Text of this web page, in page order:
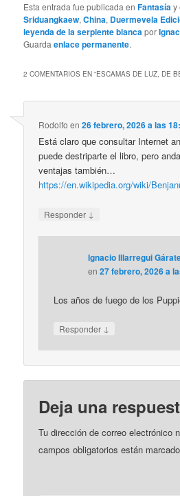
Esta entrada fue publicada enFantasíay
Sriduangkaew,China, Duermevela
leyenda de la serpiente blancapor
Guardaenlace permanente.
2 COMENTARIOS EN “ESCAMAS DE LUZ, DE
Rodolfo en26 febrero, 2026 a las
Está claro que consultar Internet
puede destriparte el libro, pero
ventajas también…
https://en.wikipedia.org/wiki/
Responder ↓
Ignacio Illarregui
en27 febrero, 2026 a
Los años de fuego de los
Responder ↓
Deja una
Tu dirección de correo electrónico
campos obligatorios están